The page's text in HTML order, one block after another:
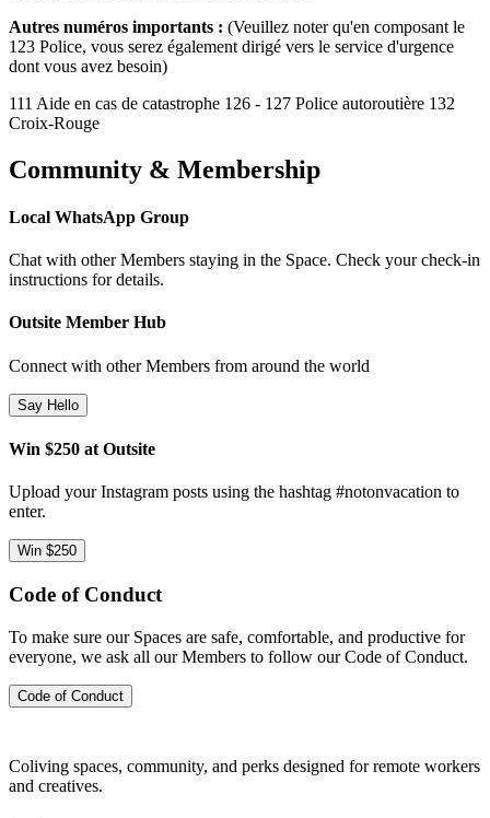
Autres numéros importants : (Veuillez noter qu'en composant le
123 Police, vous serez également dirigé vers le service d'urgence
dont vous avez besoin)
111 Aide en cas de catastrophe 126 - 127 Police autoroutière 132
Croix-Rouge
Community & Membership
Local WhatsApp Group
Chat with other Members staying in the Space. Check your check-in
instructions for details.
Outsite Member Hub
Connect with other Members from around the world
Say Hello
Win $250 at Outsite
Upload your Instagram posts using the hashtag #notonvacation to
enter.
Win $250
Code of Conduct
To make sure our Spaces are safe, comfortable, and productive for
everyone, we ask all our Members to follow our Code of Conduct.
Code of Conduct
Coliving spaces, community, and perks designed for remote workers
and creatives.